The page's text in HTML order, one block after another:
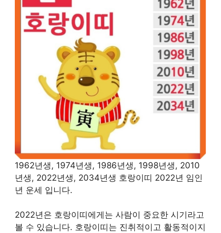
1962년생, 1974년생, 1986년생, 1998년생, 2010
년생, 2022년생, 2034년생 호랑이띠 2022년 임인
년 운세 입니다.
2022년은 호랑이띠에게는 사람이 중요한 시기라고
볼 수 있습니다. 호랑이띠는 진취적이고 활동적이지